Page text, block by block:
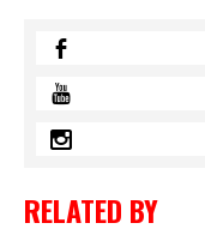
RELATED BY